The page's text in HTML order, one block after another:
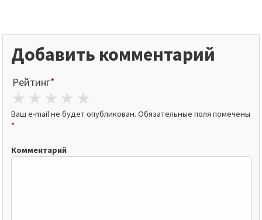
Добавить комментарий
Рейтинг*
4 stars
3 stars
2 stars
1 star
Ваш e-mail не будет опубликован. Обязательные поля помечены
*
Комментарий